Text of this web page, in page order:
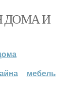
ДОМА И
мебель